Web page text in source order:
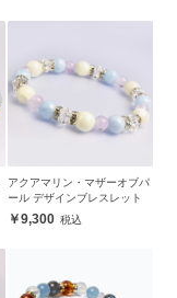
アクアマリン・マザーオブパ
ール デザインブレスレット
9,300